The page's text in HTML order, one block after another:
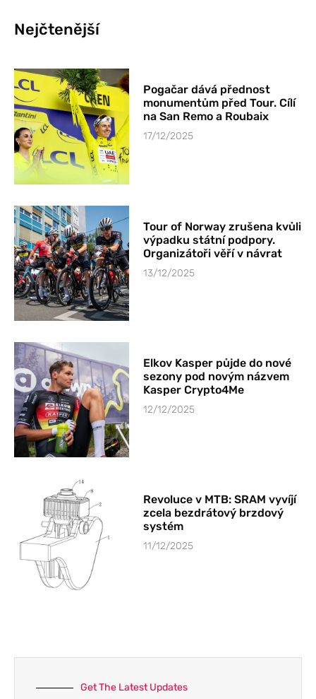
Nejčtenější
Pogačar dává přednost
monumentům před Tour. Cílí
na San Remo a Roubaix
17/12/2025
Tour of Norway zrušena kvůli
výpadku státní podpory.
Organizátoři věří v návrat
13/12/2025
Elkov Kasper půjde do nové
sezony pod novým názvem
Kasper Crypto4Me
12/12/2025
Revoluce v MTB: SRAM vyvíjí
zcela bezdrátový brzdový
systém
11/12/2025
Get The Latest Updates